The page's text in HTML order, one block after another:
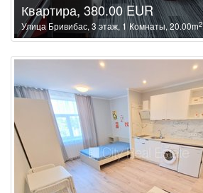
Квартира, 380.00 EUR
Улица Бривибас, 3 этаж, 1 Комнаты, 20.00m2